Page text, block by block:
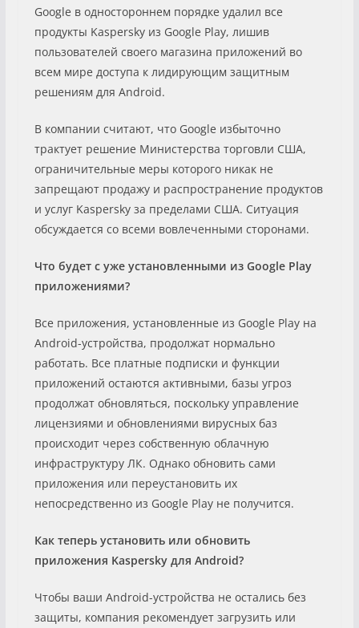
Google в одностороннем порядке удалил все
продукты Kaspersky из Google Play, лишив
пользователей своего магазина приложений во
всем мире доступа к лидирующим защитным
решениям для Android.
В компании считают, что Google избыточно
трактует решение Министерства торговли США,
ограничительные меры которого никак не
запрещают продажу и распространение продуктов
и услуг Kaspersky за пределами США. Ситуация
обсуждается со всеми вовлеченными сторонами.
Что будет с уже установленными из Google Play
приложениями?
Все приложения, установленные из Google Play на
Android-устройства, продолжат нормально
работать. Все платные подписки и функции
приложений остаются активными, базы угроз
продолжат обновляться, поскольку управление
лицензиями и обновлениями вирусных баз
происходит через собственную облачную
инфраструктуру ЛК. Однако обновить сами
приложения или переустановить их
непосредственно из Google Play не получится.
Как теперь установить или обновить
приложения Kaspersky для Android?
Чтобы ваши Android-устройства не остались без
защиты, компания рекомендует загрузить или